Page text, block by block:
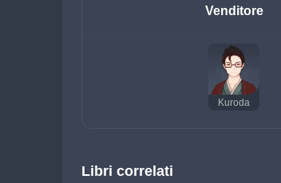
Venditore
Kuroda
Libri correlati